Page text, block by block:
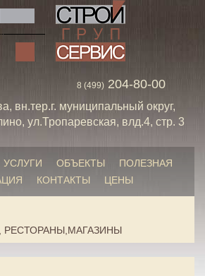
8 (499)204-80-00
вн.тер.г. муниципальный округ,
ул.Тропаревская, влд.4, стр. 3
УСЛУГИ ОБЪЕКТЫ
ПОЛЕЗНАЯ
КОНТАКТЫ ЦЕНЫ
РЕСТОРАНЫ,МАГАЗИНЫ